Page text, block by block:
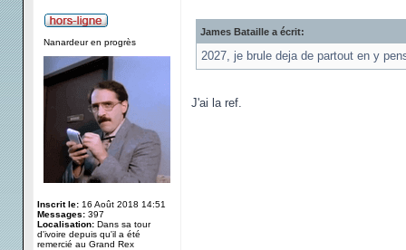
Nanardeur en progrès
Inscrit le: 16 Août 2018 14:51
Messages: 397
Localisation: Dans sa tour
d'ivoire depuis qu'il a été
remercié au Grand Rex
James Bataille a écrit:
2027, je brule deja de partout en y
J'ai la ref.